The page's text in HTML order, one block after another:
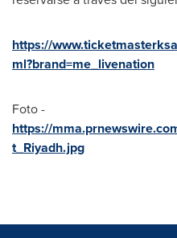
https://
ml?brand=me_livenation
Foto -
https://
t_Riyadh.jpg